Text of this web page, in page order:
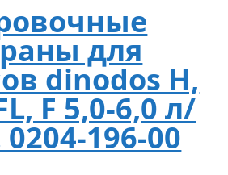
для
dinodos H,
F 5,0-6,0 л/
0204-196-00